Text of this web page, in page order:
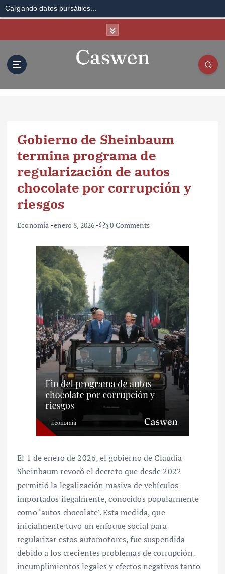
Cargando datos bursátiles...
Gobierno de Sheinbaum
termina programa de
regularización de autos
chocolate por corrupción y
riesgos
Economía enero 8, 2026 0 Comments
El 1 de enero de 2026, el gobierno de Claudia
Sheinbaum revocó el decreto que desde 2022
permitió la legalización masiva de vehículos
importados ilegalmente, conocidos popularmente
como ‘autos chocolate’. Esta medida, que
inicialmente tuvo un enfoque social para
regularizar estos automotores, fue suspendida
debido a los crecientes problemas de corrupción,
incumplimientos legales y efectos negativos tanto